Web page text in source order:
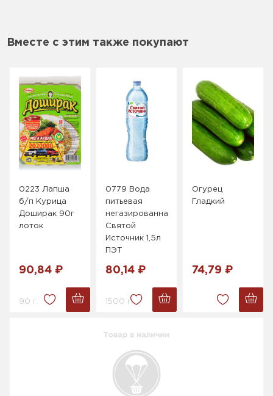
Вместе с этим также покупают
0223 Лапша
б/п Курица
Доширак 90г
лоток
90,84 ₽
90 г.
0779 Вода
питьевая
негазированная
Святой
Источник 1,5л
ПЭТ
80,14 ₽
1500 г.
Огурец
Гладкий
74,79 ₽